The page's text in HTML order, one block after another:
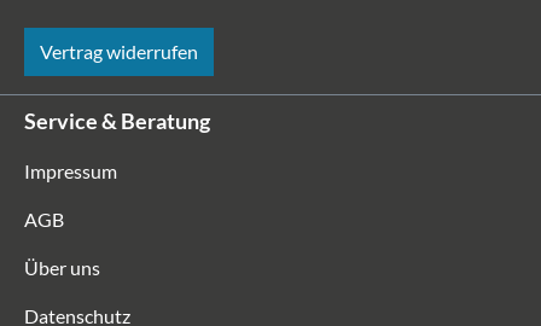
Vertrag widerrufen
Service & Beratung
Impressum
AGB
Über uns
Datenschutz